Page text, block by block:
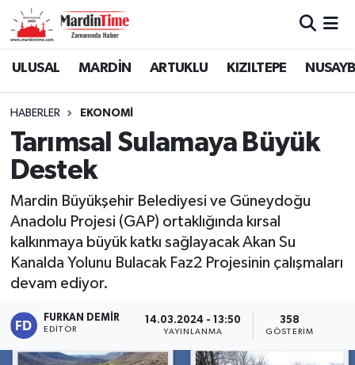
ULUSAL MARDİN ARTUKLU KIZILTEPE
HABERLER EKONOMİ
Tarımsal Sulamaya Büyük
Destek
Mardin Büyükşehir Belediyesi ve Güneydoğu
Anadolu Projesi (GAP) ortaklığında kırsal
kalkınmaya büyük katkı sağlayacak Akan Su
Kanalda Yolunu Bulacak Faz2 Projesinin çalışmaları
devam ediyor.
FURKAN DEMIR
EDITÖR
14.03.2024 - 13:50
YAYINLANMA
358
GÖSTERIM
Mardin Nöbetçi Eczaneler
Mardin Namaz Vakitleri
Mardin Trafik Yoğunluk Haritası
Süper Lig Puan Durumu ve Fikstür
Tüm Manşetler